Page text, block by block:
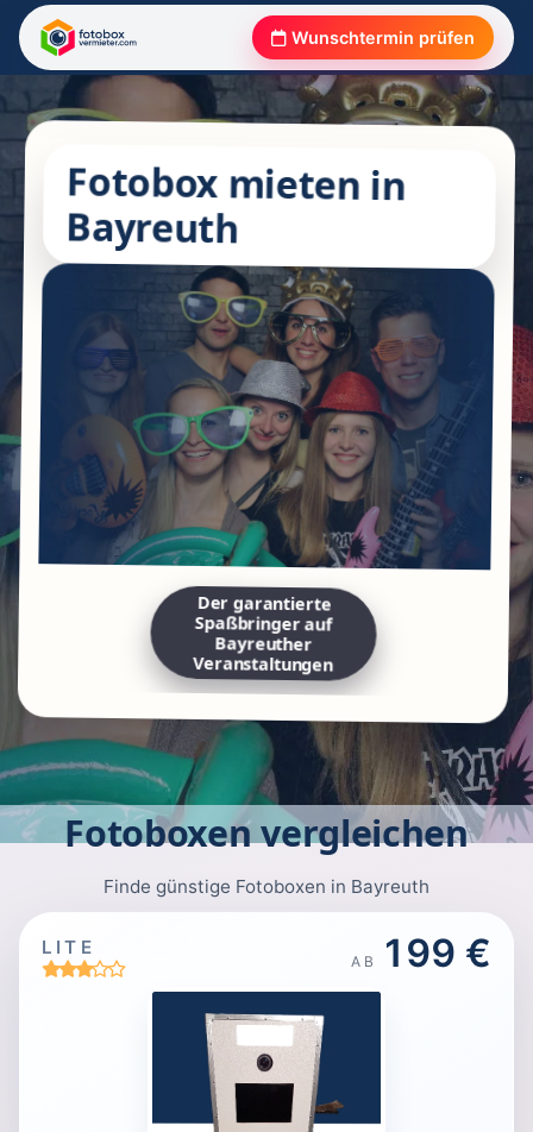
Wunschtermin prüfen
Fotobox mieten in
Bayreuth
Der garantierte
Spaßbringer auf
Bayreuther
Veranstaltungen
Fotoboxen vergleichen
Finde günstige Fotoboxen in Bayreuth
LITE
AB 199 €